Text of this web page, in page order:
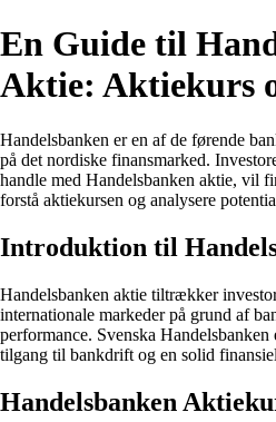
En Guide til
Aktie: Aktiekurs
Handelsbanken er en af de førende
på det nordiske finansmarked.
handle med Handelsbanken aktie, vil
forstå aktiekursen og analysere
Introduktion til
Handelsbanken aktie tiltrækker
internationale markeder på grund af
performance. Svenska
tilgang til bankdrift og en solid
Handelsbanken